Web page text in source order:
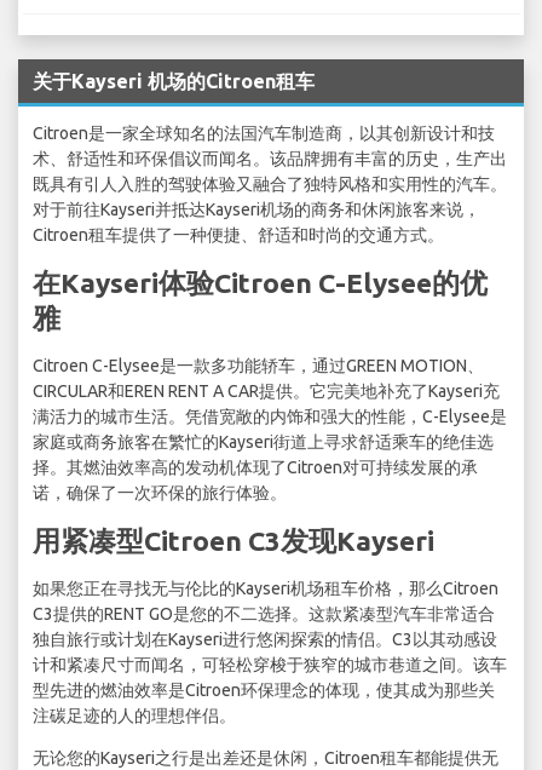
关于Kayseri 机场的Citroen租车
Citroen是一家全球知名的法国汽车制造商，以其创新设计和技
术、舒适性和环保倡议而闻名。该品牌拥有丰富的历史，生产出
既具有引人入胜的驾驶体验又融合了独特风格和实用性的汽车。
对于前往Kayseri并抵达Kayseri机场的商务和休闲旅客来说，
Citroen租车提供了一种便捷、舒适和时尚的交通方式。
在Kayseri体验Citroen C-Elysee的优
雅
Citroen C-Elysee是一款多功能轿车，通过GREEN MOTION、
CIRCULAR和EREN RENT A CAR提供。它完美地补充了Kayseri充
满活力的城市生活。凭借宽敞的内饰和强大的性能，C-Elysee是
家庭或商务旅客在繁忙的Kayseri街道上寻求舒适乘车的绝佳选
择。其燃油效率高的发动机体现了Citroen对可持续发展的承
诺，确保了一次环保的旅行体验。
用紧凑型Citroen C3发现Kayseri
如果您正在寻找无与伦比的Kayseri机场租车价格，那么Citroen
C3提供的RENT GO是您的不二选择。这款紧凑型汽车非常适合
独自旅行或计划在Kayseri进行悠闲探索的情侣。C3以其动感设
计和紧凑尺寸而闻名，可轻松穿梭于狭窄的城市巷道之间。该车
型先进的燃油效率是Citroen环保理念的体现，使其成为那些关
注碳足迹的人的理想伴侣。
无论您的Kayseri之行是出差还是休闲，Citroen租车都能提供无